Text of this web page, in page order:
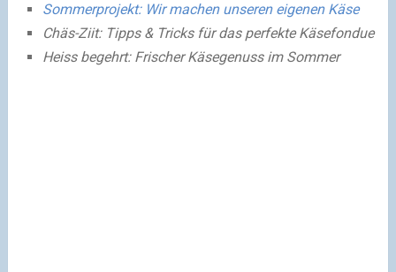
Sommerprojekt: Wir machen unseren eigenen Käse
Chäs-Ziit: Tipps & Tricks für das perfekte Käsefondue
Heiss begehrt: Frischer Käsegenuss im Sommer